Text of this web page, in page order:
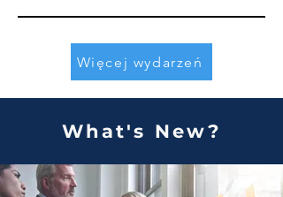
Więcej wydarzeń
What's New?